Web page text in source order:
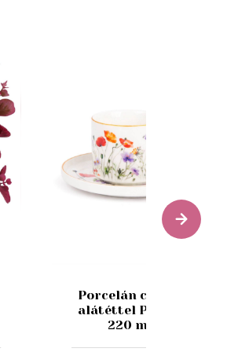
Porcelán csésze
alátéttel Pipacs
220 ml